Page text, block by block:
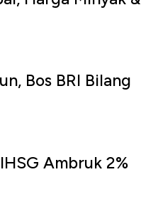
Bos BRI Bilang
Ambruk 2%